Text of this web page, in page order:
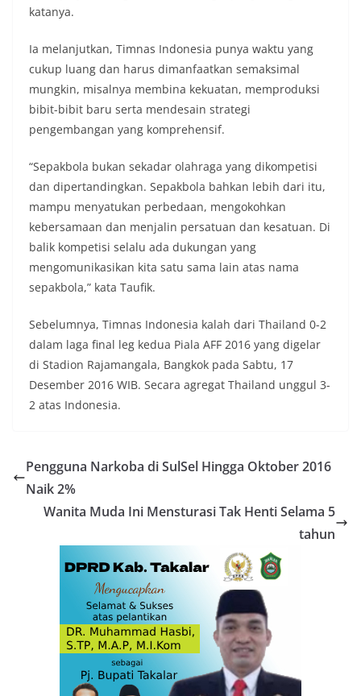
katanya.
Ia melanjutkan, Timnas Indonesia punya waktu yang
cukup luang dan harus dimanfaatkan semaksimal
mungkin, misalnya membina kekuatan, memproduksi
bibit-bibit baru serta mendesain strategi
pengembangan yang komprehensif.
“Sepakbola bukan sekadar olahraga yang dikompetisi
dan dipertandingkan. Sepakbola bahkan lebih dari itu,
mampu menyatukan perbedaan, mengokohkan
kebersamaan dan menjalin persatuan dan kesatuan. Di
balik kompetisi selalu ada dukungan yang
mengomunikasikan kita satu sama lain atas nama
sepakbola,” kata Taufik.
Sebelumnya, Timnas Indonesia kalah dari Thailand 0-2
dalam laga final leg kedua Piala AFF 2016 yang digelar
di Stadion Rajamangala, Bangkok pada Sabtu, 17
Desember 2016 WIB. Secara agregat Thailand unggul 3-
2 atas Indonesia.
Pengguna Narkoba di SulSel Hingga Oktober 2016
Naik 2%
Wanita Muda Ini Mensturasi Tak Henti Selama 5
tahun